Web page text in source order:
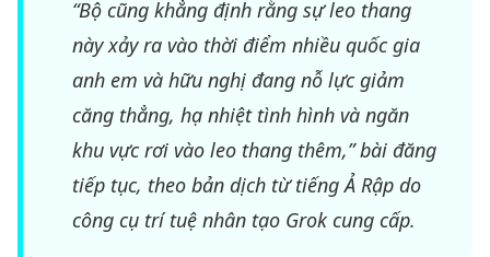
“Bộ cũng khẳng định rằng sự leo thang
này xảy ra vào thời điểm nhiều quốc gia
anh em và hữu nghị đang nỗ lực giảm
căng thẳng, hạ nhiệt tình hình và ngăn
khu vực rơi vào leo thang thêm,” bài đăng
tiếp tục, theo bản dịch từ tiếng Ả Rập do
công cụ trí tuệ nhân tạo Grok cung cấp.